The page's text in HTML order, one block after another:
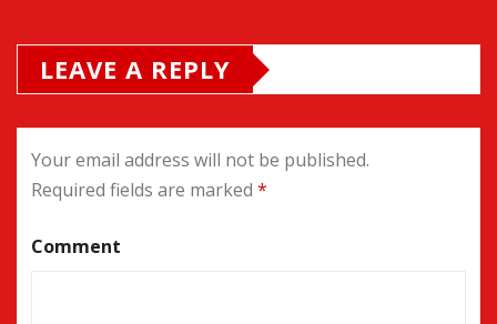
LEAVE A REPLY
Your email address will not be published.
Required fields are marked *
Comment